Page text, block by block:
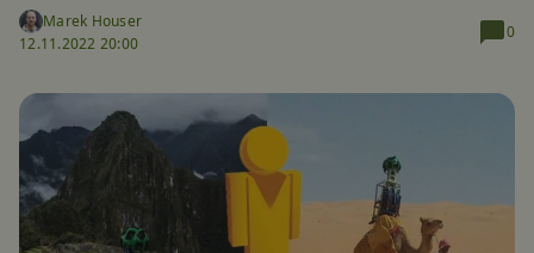
Marek Houser
12.11.2022 20:00
0